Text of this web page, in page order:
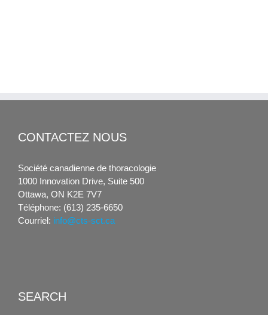
CONTACTEZ NOUS
Société canadienne de thoracologie
1000 Innovation Drive, Suite 500
Ottawa, ON K2E 7V7
Téléphone: (613) 235-6650
Courriel: info@cts-sct.ca
SEARCH